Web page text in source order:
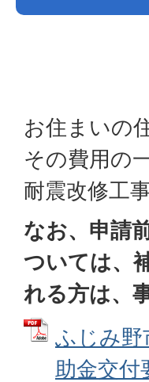
お住まいの
その費用の
耐震改修工
なお、申請
ついては、
れる方は、
ふじみ野
助金交